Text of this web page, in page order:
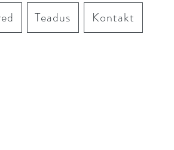
Teadus Kontakt